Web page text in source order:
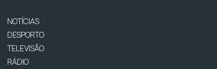
NOTÍCIAS
DESPORTO
TELEVISÃO
RÁDIO